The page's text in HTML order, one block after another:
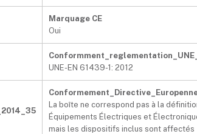
Marquage CE
Oui
UNE-EN 61439-1: 2012
La boîte ne correspond pas à la
Équipements Électriques et
mais les dispositifs inclus sont affectés